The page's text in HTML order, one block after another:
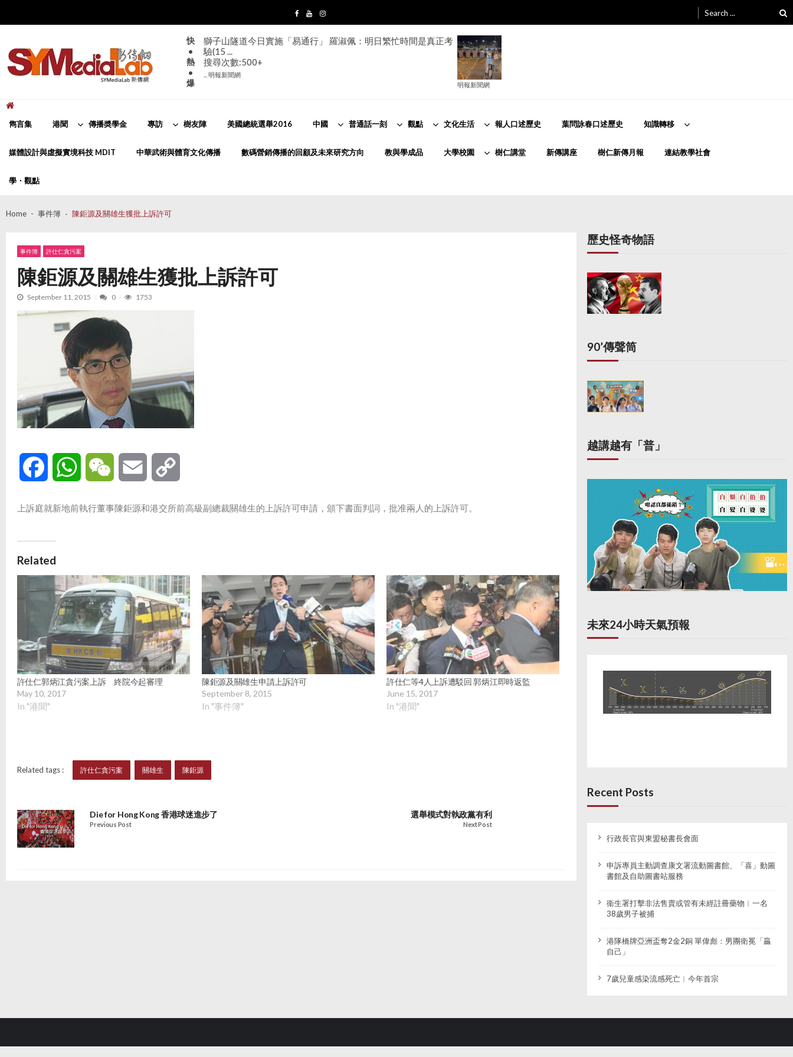
navigation
content
for:
快
•
熱
•
爆
獅子山隧道今日實施「易通行」 羅淑佩：明日繁忙時間是真正考
驗(15 ...
搜尋次數:500+
... 明報新聞網
明報新聞網
雋言集 港聞 傳播奬學金 專訪 樹友陣 美國總統選舉2016 中國 普通話一刻 觀點 文化生活 報人口述歷史 葉問詠春口述歷史 知識轉移
媒體設計與虛擬實境科技 MDIT 中華武術與體育文化傳播 數碼營銷傳播的回顧及未來研究方向 教與學成品 大學校園 樹仁講堂 新傳講座 樹仁新傳月報 連結教學社會
學・觀點
Home 事件簿 陳鉅源及關雄生獲批上訴許可
事件簿 許仕仁貪污案
陳鉅源及關雄生獲批上訴許可
September 11, 2015 0 1753
Facebook WhatsAppWeChat Email
上訴庭就新地前執行董事陳鉅源和港交所前高級副總裁關雄生的上訴許可申請，頒下書面判詞，批准兩人的上訴許可。
Related
許仕仁郭炳江貪污案上訴 終院今起審理
May 10, 2017
In "港聞"
陳鉅源及關雄生申請上訴許可
September 8, 2015
In "事件簿"
許仕仁等4人上訴遭駁回 郭炳江即時返監
June 15, 2017
In "港聞"
Related tags : 許仕仁貪污案 關雄生 陳鉅源
Die for Hong Kong 香港球迷進步了
Previous Post
選舉模式對執政黨有利
Next Post
歷史怪奇物語
90’傳聲筒
越講越有「普」
未來24小時天氣預報
Recent Posts
行政長官與東盟秘書長會面
申訴專員主動調查康文署流動圖書館、「喜」動圖
書館及自助圖書站服務
衞生署打擊非法售賣或管有未經註冊藥物︱一名
38歲男子被捕
港隊橋牌亞洲盃奪2金2銅 單偉彪：男團衛冕「贏
自己」
7歲兒童感染流感死亡︱今年首宗